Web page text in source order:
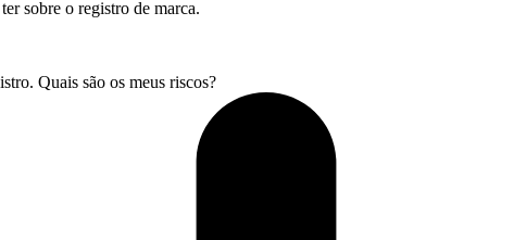
sobre o registro de marca.
Quais são os meus riscos?